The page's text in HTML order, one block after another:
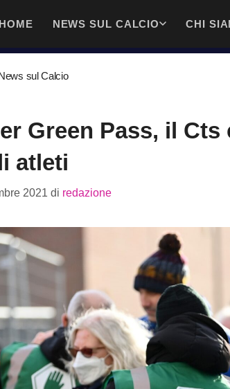
HOME NEWS SUL CALCIO CHI
sul Calcio
Green Pass, il
atleti
2021 di redazione